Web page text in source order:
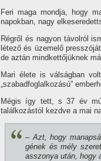
Feri maga mondja, hogy
napokban, nagy
Régről és nagyon távolról
létező és üzeme­lő
de aztán mindkettőjüknek
Mari élete is válságban
„szabadfoglalkozású”
Mégis í­gy tett, s 37 év
találkozástól kezdve a mai
– Azt, hogy
gének és mély
asszonya után, hogy